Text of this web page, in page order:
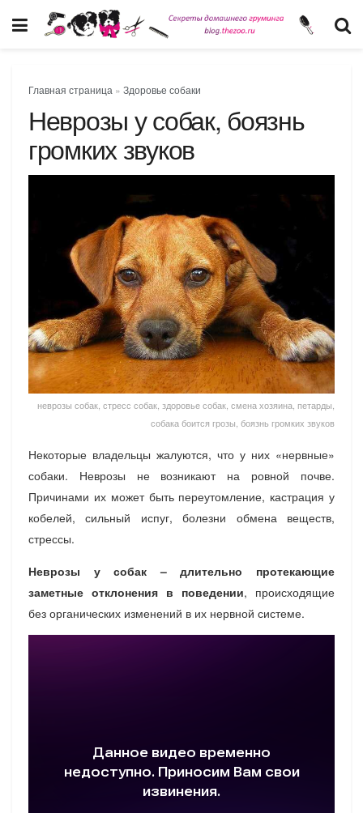
Главная страница » Здоровье собаки
Неврозы у собак, боязнь
громких звуков
неврозы собак, стресс собак, здоровье собак, смена хозяина, петарды,
собака боится грозы, боязнь громких звуков
Некоторые владельцы жалуются, что у них «нервные»
собаки. Неврозы не возникают на ровной почве.
Причинами их может быть переутомление, кастрация у
кобелей, сильный испуг, болезни обмена веществ,
стрессы.
Неврозы у собак – длительно протекающие
заметные отклонения в поведении, происходящие
без органических изменений в их нервной системе.